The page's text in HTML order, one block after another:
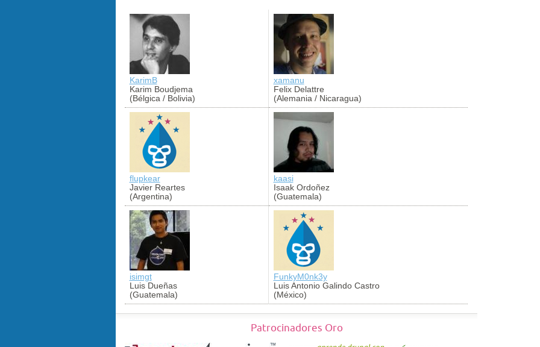
KarimB
Karim Boudjema
(Bélgica / Bolivia)
xamanu
Felix Delattre
(Alemania / Nicaragua)
flupkear
Javier Reartes
(Argentina)
kaasi
Isaak Ordoñez
(Guatemala)
isimgt
Luis Dueñas
(Guatemala)
FunkyM0nk3y
Luis Antonio Galindo Castro
(México)
Patrocinadores Oro